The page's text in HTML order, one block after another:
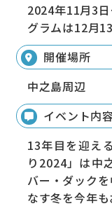
2024年11月3
グラムは12月
開催場所
中之島周辺
イベント内容
13年目を迎え
り2024」は中
バー・ダック
なす冬を今年も